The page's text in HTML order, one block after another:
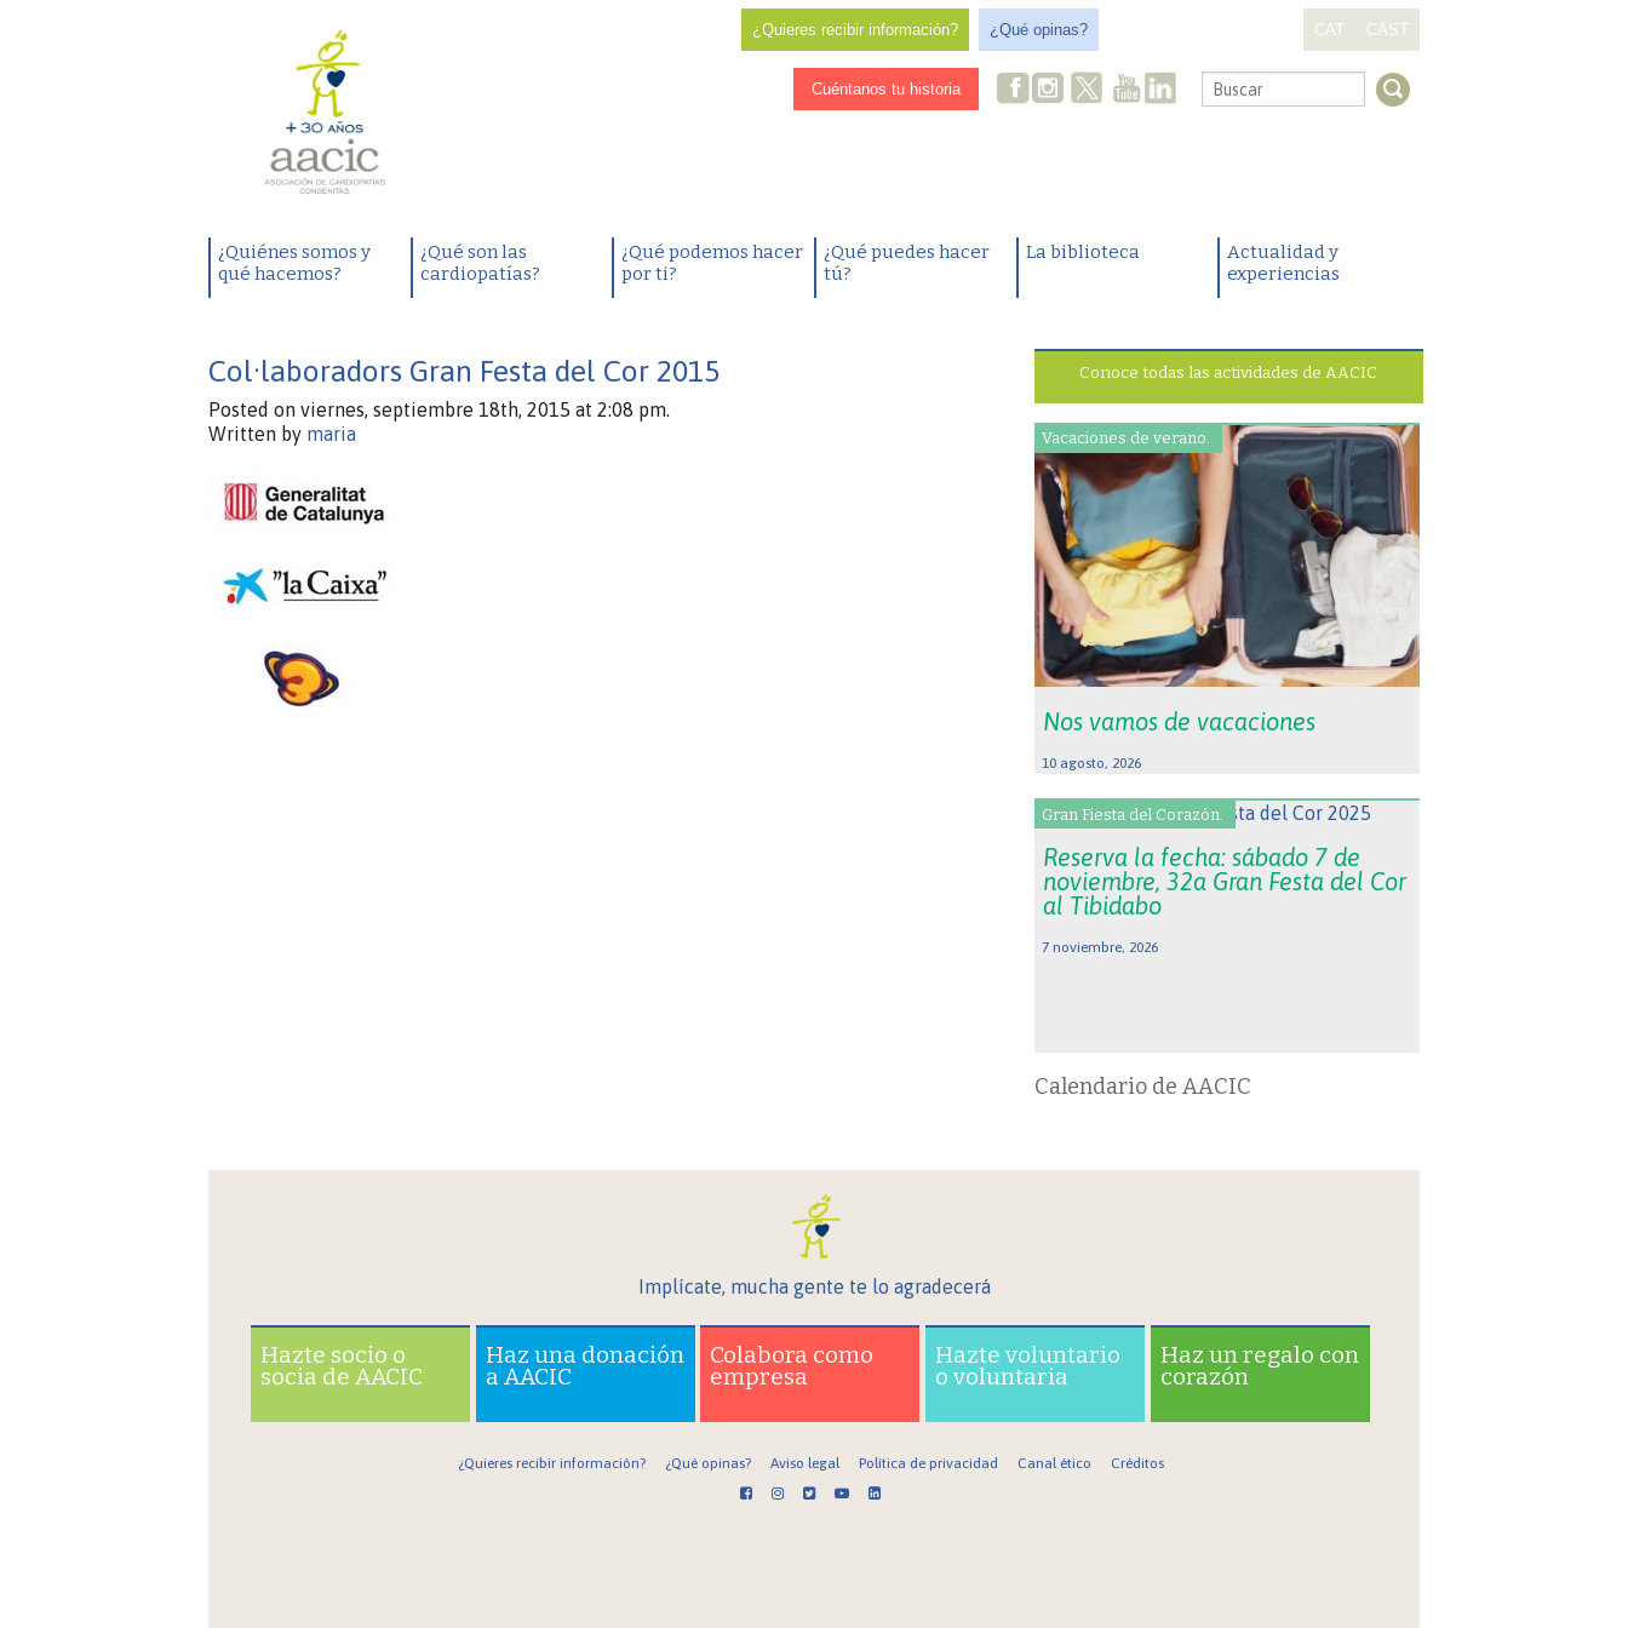
¿Quieres recibir información? ¿Qué opinas? CAT CAST
Cuéntanos tu historia .
¿Quiénes somos y
qué hacemos?
¿Qué son las
cardiopatías?
¿Qué podemos hacer
por ti?
¿Qué puedes hacer
tú?
La biblioteca
Actualidad y
experiencias
Col·laboradors Gran Festa del Cor 2015
Posted on viernes, septiembre 18th, 2015 at 2:08 pm.
Written by maria
Conoce todas las actividades de AACIC
Vacaciones de verano.
Nos vamos de vacaciones
10 agosto, 2026
Gran Fiesta del Corazón.
Reserva la fecha: sábado 7 de
noviembre, 32a Gran Festa del Cor
al Tibidabo
7 noviembre, 2026
Calendario de AACIC
Implícate, mucha gente te lo agradecerá
Hazte socio o
socia de AACIC
Haz una donación
a AACIC
Colabora como
empresa
Hazte voluntario
o voluntaria
Haz un regalo con
corazón
¿Quieres recibir información? ¿Qué opinas? Aviso legal Política de privacidad Canal ético Créditos